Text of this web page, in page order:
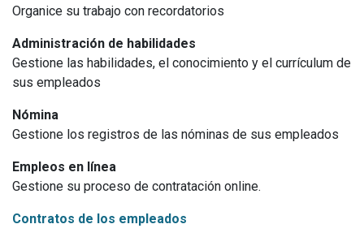
Organice su trabajo con recordatorios
Administración de habilidades
Gestione las habilidades, el conocimiento y el currículum de
sus empleados
Nómina
Gestione los registros de las nóminas de sus empleados
Empleos en línea
Gestione su proceso de contratación online.
Contratos de los empleados